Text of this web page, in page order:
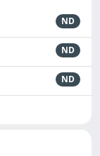
ND
ND
ND